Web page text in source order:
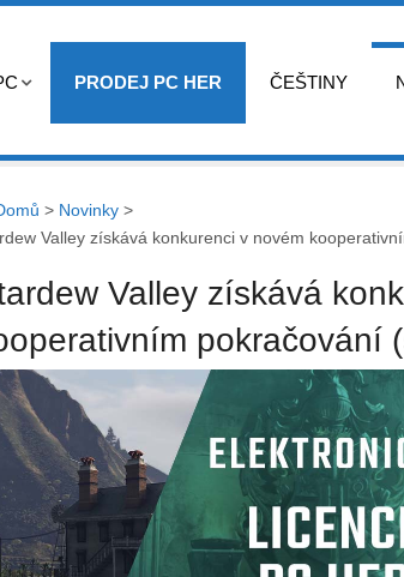
PRODEJ PC HER ČEŠTINY
> Novinky>
Valley získává konkurenci v novém
Valley získává
pokračování